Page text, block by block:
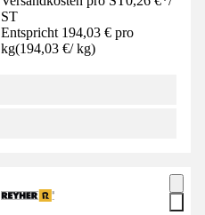
ST
Entspricht 194,03 € pro
kg(194,03 €/ kg)